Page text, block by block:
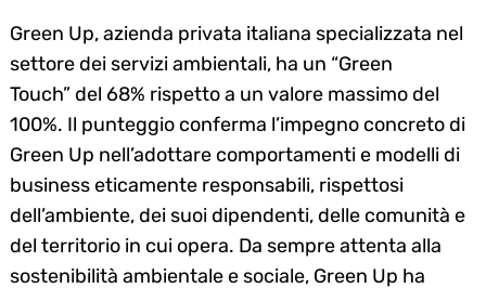
Green Up, azienda privata italiana specializzata nel
settore dei servizi ambientali, ha un “Green
Touch” del 68% rispetto a un valore massimo del
100%. Il punteggio conferma l’impegno concreto di
Green Up nell’adottare comportamenti e modelli di
business eticamente responsabili, rispettosi
dell’ambiente, dei suoi dipendenti, delle comunità e
del territorio in cui opera. Da sempre attenta alla
sostenibilità ambientale e sociale, Green Up ha